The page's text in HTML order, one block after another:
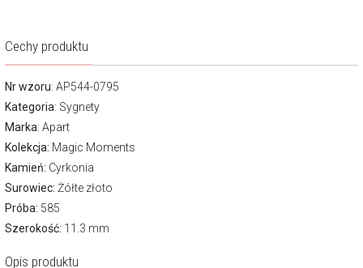
Cechy produktu
Nr wzoru: AP544-0795
Kategoria: Sygnety
Marka: Apart
Kolekcja: Magic Moments
Kamień: Cyrkonia
Surowiec: Żółte złoto
Próba: 585
Szerokość: 11.3 mm
Opis produktu